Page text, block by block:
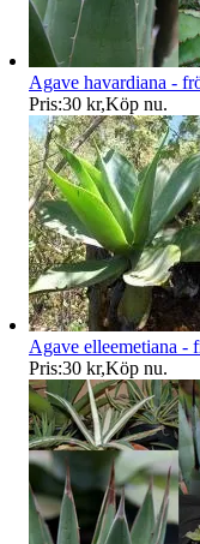
Agave havardiana -
Pris:30 kr,Köp nu.
Agave elleemetiana -
Pris:30 kr,Köp nu.